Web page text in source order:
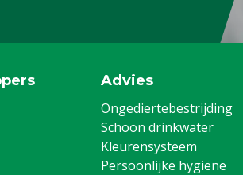
Advies
Ongediertebestrijding
Schoon drinkwater
Kleurensysteem
Persoonlijke hygiëne